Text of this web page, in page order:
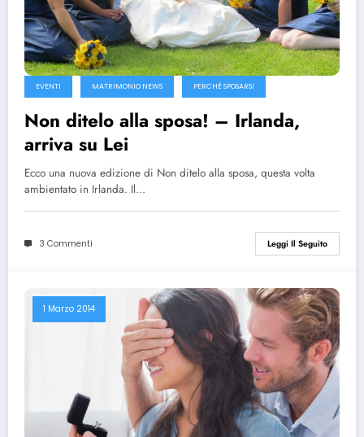
EVENTI MATRIMONIO NEWS PERCHÉ SPOSARSI
Non ditelo alla sposa! – Irlanda,
arriva su Lei
Ecco una nuova edizione di Non ditelo alla sposa, questa volta
ambientato in Irlanda. Il…
3 Commenti Leggi Il Seguito
1 Marzo 2014